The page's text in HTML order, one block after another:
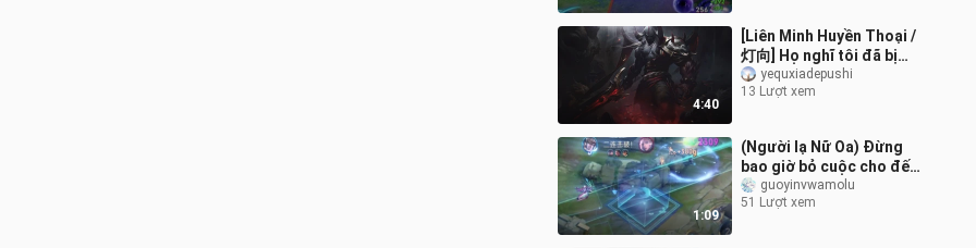
4:40
[Liên Minh Huyền Thoại /
灯向] Họ nghĩ tôi đã bị
đánh bại—Aatrox, bây
giờ, ngày tận thế đang
yequxiadepushi
13 Lượt xem
1:09
(Người lạ Nữ Oa) Đừng
bao giờ bỏ cuộc cho đến
giây phút cuối cùng, chỉ
cần Wa có kết thúc, còn
guoyinvwamolu
51 Lượt xem